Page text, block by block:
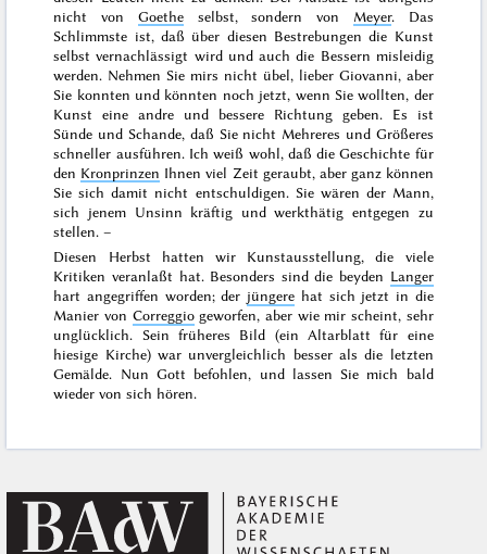
nicht von Goetheselbst, sondern von Meyer. Das
Schlimmste ist, daß über diesen Bestrebungen die Kunst
selbst vernachlässigt wird und auch die Bessern misleidig
werden. Nehmen Sie mirs nicht übel, lieber Giovanni, aber
Sie konnten und könnten noch jetzt, wenn Sie wollten, der
Kunst eine andre und bessere Richtung geben. Es ist
Sünde und Schande, daß Sie nicht Mehreres und Größeres
schneller ausführen. Ich weiß wohl, daß die Geschichte für
den Kronprinzen Ihnen viel Zeit geraubt, aber ganz können
Sie sich damit nicht entschuldigen. Sie wären der Mann,
sich jenem Unsinn kräftig und werkthätig entgegen zu
stellen. –
Diesen Herbst hatten wir Kunstausstellung, die viele
Kritiken veranlaßt hat. Besonders sind die beyden Langer
hart angegriffen worden; der jüngere hat sich jetzt in die
Manier von Correggiogeworfen, aber wie mir scheint, sehr
unglücklich. Sein früheres Bild (ein Altarblatt für eine
hiesige Kirche) war unvergleichlich besser als die letzten
Gemälde. Nun Gott befohlen, und lassen Sie mich bald
wieder von sich hören.